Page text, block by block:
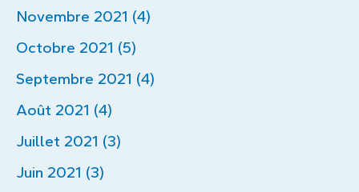
Novembre 2021 (4)
Octobre 2021 (5)
Septembre 2021 (4)
Août 2021 (4)
Juillet 2021 (3)
Juin 2021 (3)